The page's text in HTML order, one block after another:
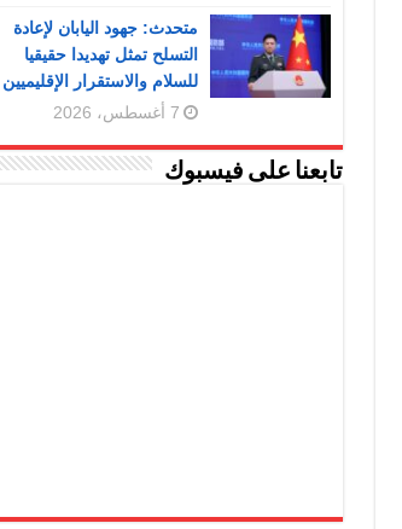
متحدث: جهود اليابان لإعادة
التسلح تمثل تهديدا حقيقيا
للسلام والاستقرار الإقليميين
7 أغسطس، 2026
تابعنا على فيسبوك